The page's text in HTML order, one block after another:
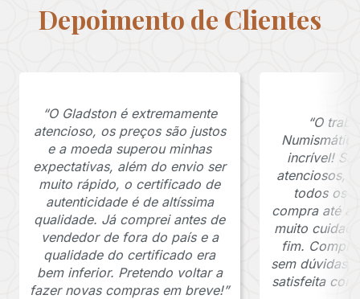
Depoimento de Clientes
“O Gladston é extremamente
atencioso, os preços são justos
e a moeda superou minhas
expectativas, além do envio ser
muito rápido, o certificado de
autenticidade é de altíssima
qualidade. Já comprei antes de
vendedor de fora do país e a
qualidade do certificado era
bem inferior. Pretendo voltar a
fazer novas compras em breve!”
“O
incrível!
atenciosos,
todos os
compra até a
muito
fim.
sem dúvidas,
satisfeita com